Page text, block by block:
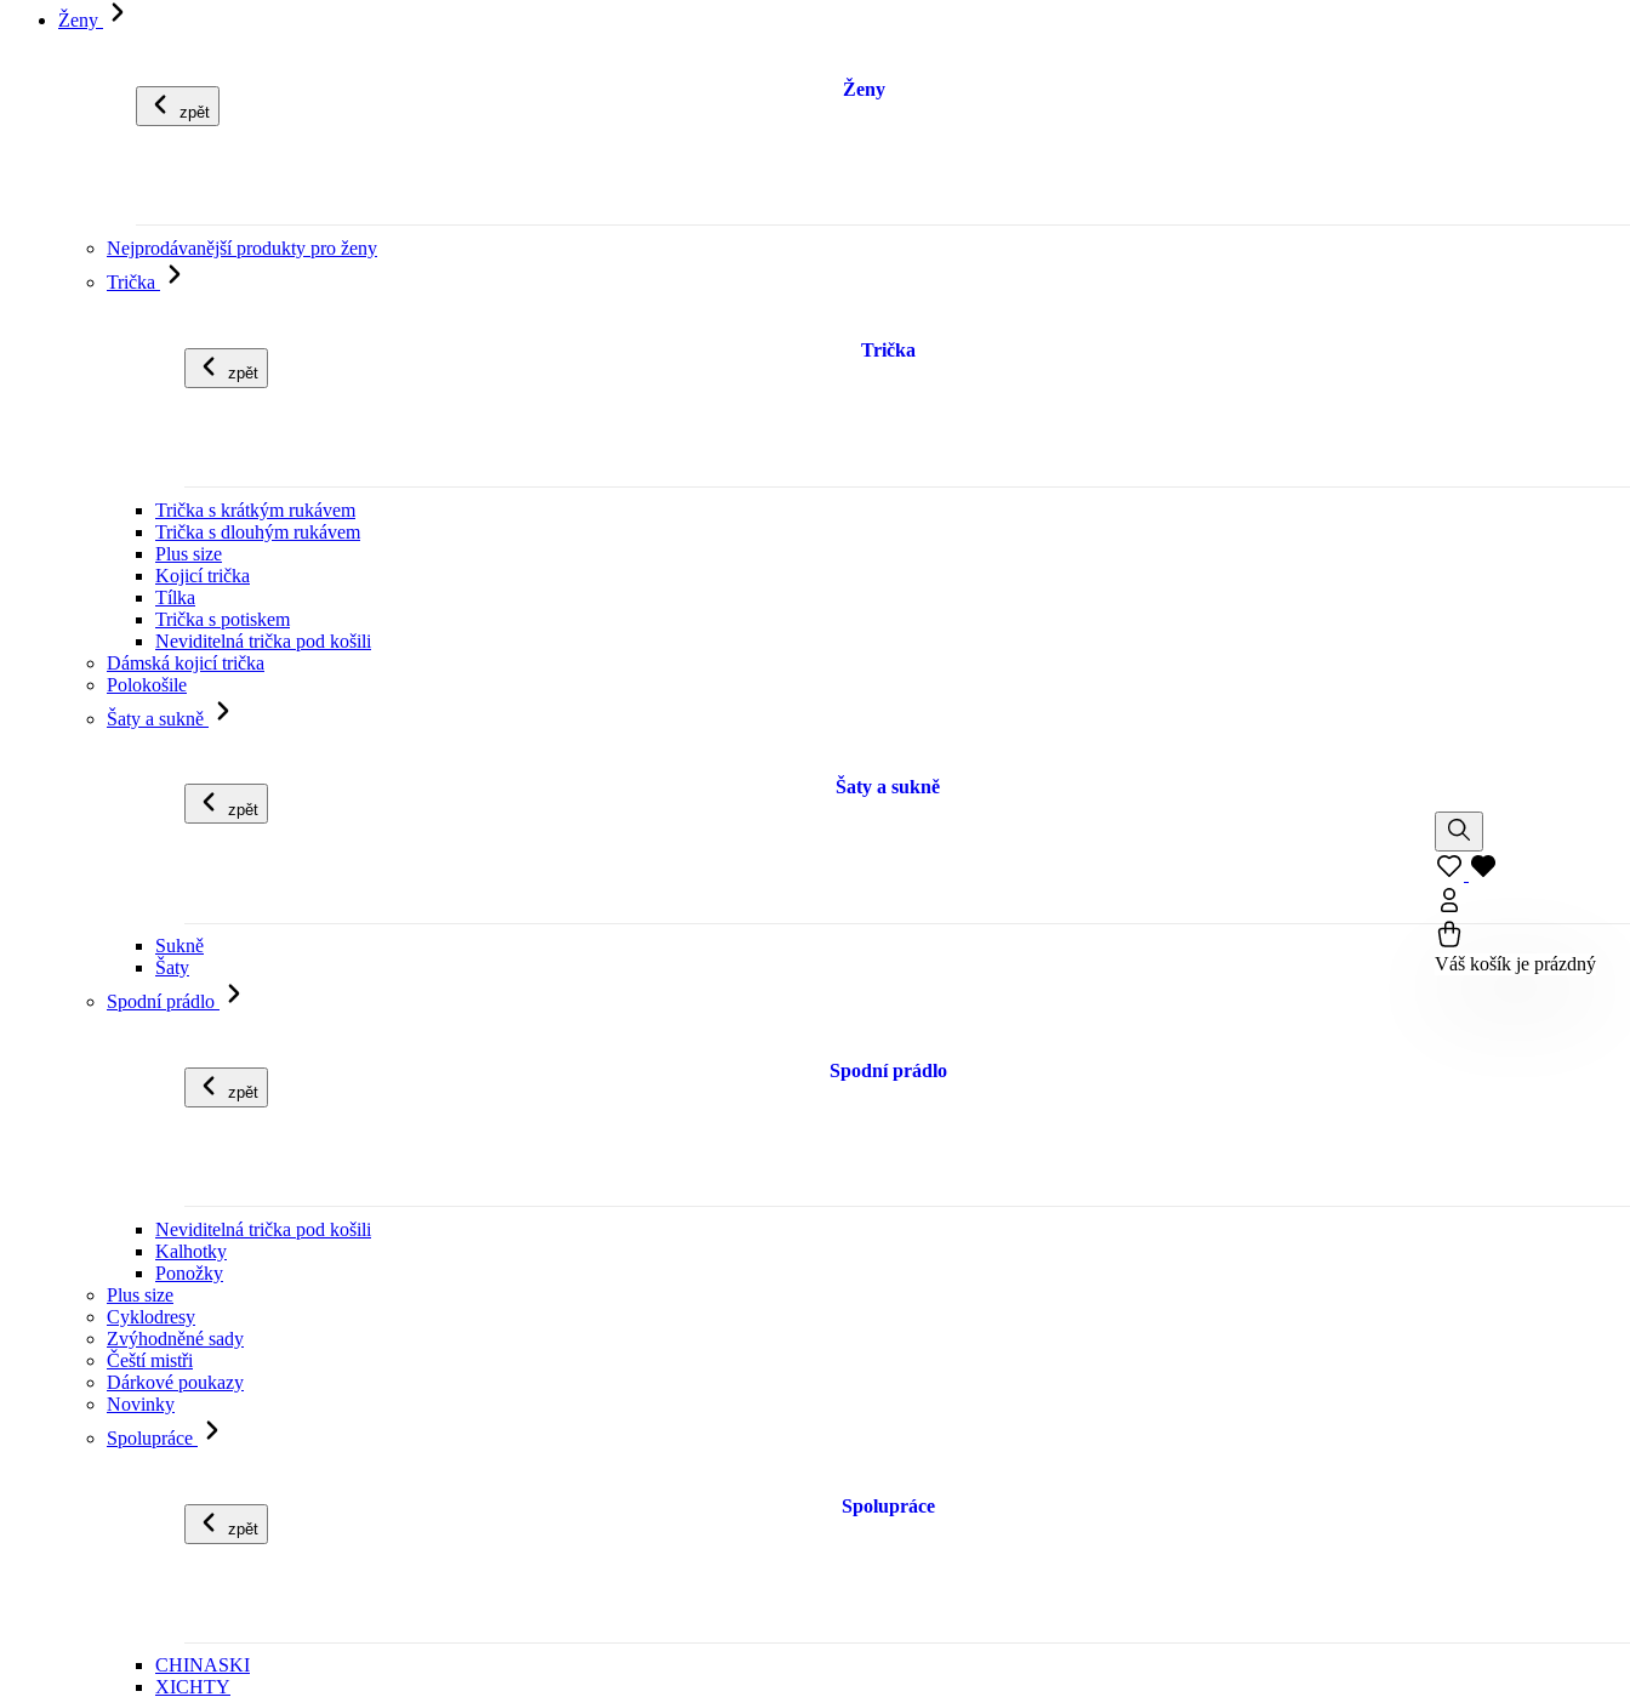
Ženy
zpět
Ženy
Nejprodávanější produkty pro ženy
Trička
zpět
Trička
Trička s krátkým rukávem
Trička s dlouhým rukávem
Plus size
Kojicí trička
Tílka
Trička s potiskem
Neviditelná trička pod košili
Dámská kojicí trička
Polokošile
Šaty a sukně
zpět
Šaty a sukně
Sukně
Šaty
Spodní prádlo
zpět
Spodní prádlo
Neviditelná trička pod košili
Kalhotky
Ponožky
Plus size
Cyklodresy
Zvýhodněné sady
Čeští mistři
Dárkové poukazy
Novinky
Spolupráce
zpět
Spolupráce
CHINASKI
XICHTY
Váš košík je prázdný